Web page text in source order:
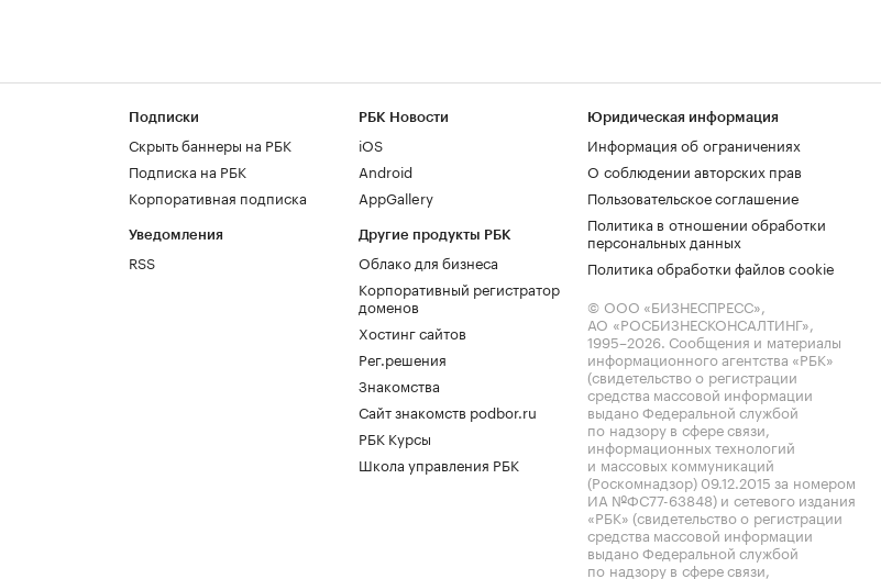
Подписки
Скрыть баннеры на РБК
Подписка на РБК
Корпоративная подписка
Уведомления
RSS
РБК Новости
iOS
Android
AppGallery
Другие продукты РБК
Облако для бизнеса
Корпоративный регистратор
доменов
Хостинг сайтов
Рег.решения
Знакомства
Сайт знакомств podbor.ru
РБК Курсы
Школа управления РБК
Юридическая информация
Информация об ограничениях
О соблюдении авторских прав
Пользовательское соглашение
Политика в отношении обработки
персональных данных
Политика обработки файлов cookie
© ООО «БИЗНЕСПРЕСС»,
АО «РОСБИЗНЕСКОНСАЛТИНГ»,
1995–2026. Сообщения и материалы
информационного агентства «РБК»
(свидетельство о регистрации
средства массовой информации
выдано Федеральной службой
по надзору в сфере связи,
информационных технологий
и массовых коммуникаций
(Роскомнадзор) 09.12.2015 за номером
ИА №ФС77-63848) и сетевого издания
«РБК» (свидетельство о регистрации
средства массовой информации
выдано Федеральной службой
по надзору в сфере связи,